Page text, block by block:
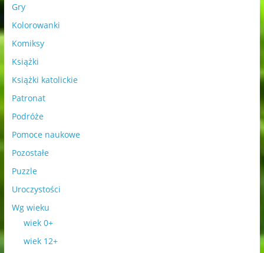
Gry
Kolorowanki
Komiksy
Książki
Książki katolickie
Patronat
Podróże
Pomoce naukowe
Pozostałe
Puzzle
Uroczystości
Wg wieku
wiek 0+
wiek 12+